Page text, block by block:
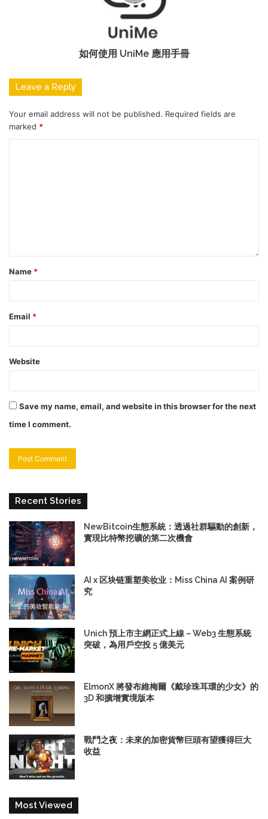
如何使用 UniMe 應用手冊
Leave a Reply
Your email address will not be published. Required fields are
marked *
Name *
Email *
Website
Save my name, email, and website in this browser for the next
time I comment.
Recent Stories
NewBitcoin生態系統：透過社群驅動的創新，
實現比特幣挖礦的第二次機會
AI x 区块链重塑美妆业：Miss China AI 案例研
究
Unich 預上市主網正式上線－Web3 生態系統
突破，為用戶空投 5 億美元
ElmonX 將發布維梅爾《戴珍珠耳環的少女》的
3D 和擴增實境版本
戰鬥之夜：未來的加密貨幣巨頭有望獲得巨大
收益
Most Viewed